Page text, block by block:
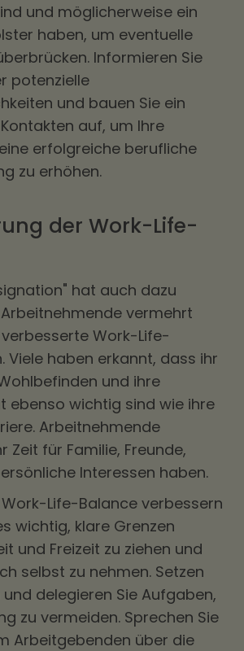
und möglicherweise ein
haben, um eventuelle
Informieren Sie
potenzielle
und bauen Sie ein
auf, um Ihre
erfolgreiche berufliche
zu erhöhen.
der Work-Life-
hat auch dazu
vermehrt
Work-Life-
Viele haben erkannt, dass ihr
und ihre
ebenso wichtig sind wie ihre
Arbeitnehmende
Zeit für Familie, Freunde,
Interessen haben.
Work-Life-Balance verbessern
wichtig, klare Grenzen
und Freizeit zu ziehen und
selbst zu nehmen. Setzen
delegieren Sie Aufgaben,
zu vermeiden. Sprechen Sie
Arbeitgebenden über die